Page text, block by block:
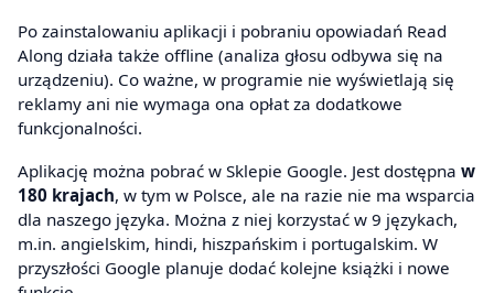
Po zainstalowaniu aplikacji i pobraniu opowiadań Read
Along działa także offline (analiza głosu odbywa się na
urządzeniu). Co ważne, w programie nie wyświetlają się
reklamy ani nie wymaga ona opłat za dodatkowe
funkcjonalności.
Aplikację można pobrać w Sklepie Google. Jest dostępna w
180 krajach, w tym w Polsce, ale na razie nie ma wsparcia
dla naszego języka. Można z niej korzystać w 9 językach,
m.in. angielskim, hindi, hiszpańskim i portugalskim. W
przyszłości Google planuje dodać kolejne książki i nowe